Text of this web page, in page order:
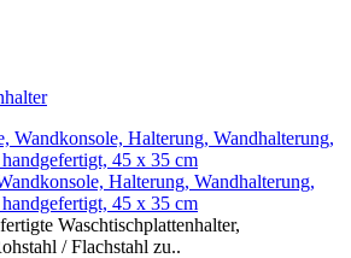
Halterung, Wandhalterung,
45 x 35 cm
Waschtischplattenhalter,
/ Flachstahl zu..